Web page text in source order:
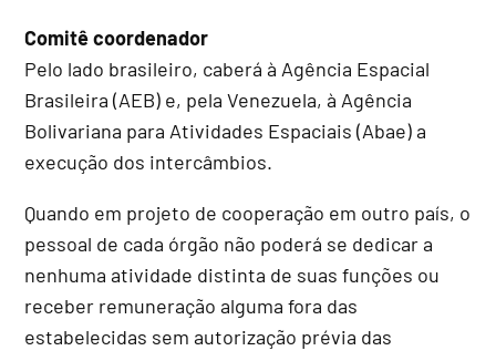
Comitê coordenador
Pelo lado brasileiro, caberá à Agência Espacial
Brasileira (AEB) e, pela Venezuela, à Agência
Bolivariana para Atividades Espaciais (Abae) a
execução dos intercâmbios.
Quando em projeto de cooperação em outro país, o
pessoal de cada órgão não poderá se dedicar a
nenhuma atividade distinta de suas funções ou
receber remuneração alguma fora das
estabelecidas sem autorização prévia das